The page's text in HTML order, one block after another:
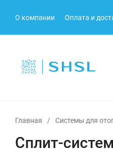
О компании Оплата и
Главная / Системы для
Сплит-